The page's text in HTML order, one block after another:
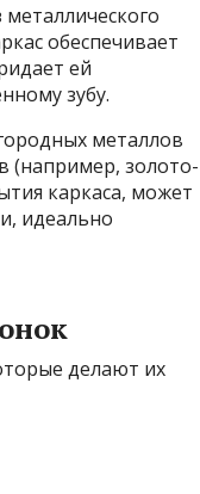
обеспечивает
ей
зубу.
металлов
(например, золото-
каркаса, может
идеально
делают их